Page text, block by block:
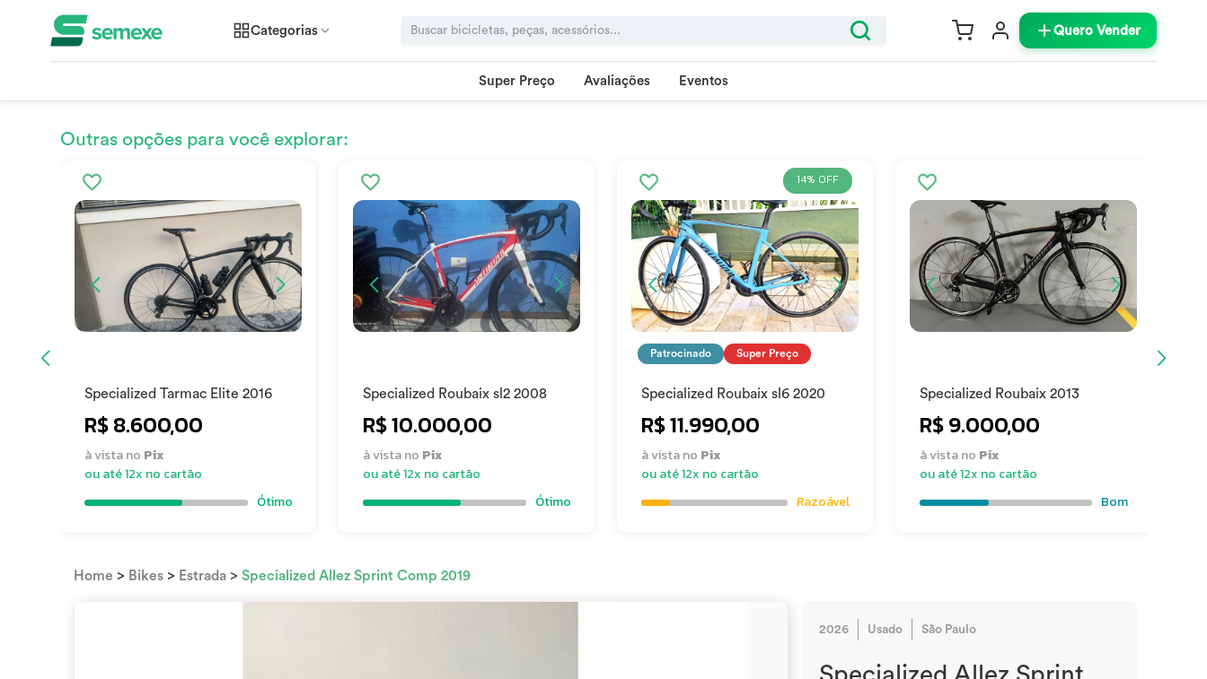
Categorias Quero Vender
Super Preço Avaliações Eventos
Outras opções para você explorar:
Specialized Tarmac Elite 2016
R$ 8.600,00
à vista no Pix
ou até 12x no cartão
Ótimo
Specialized Roubaix sl2 2008
R$ 10.000,00
à vista no Pix
ou até 12x no cartão
Ótimo
14% OFF
Patrocinado Super Preço
Specialized Roubaix sl6 2020
R$ 11.990,00
à vista no Pix
ou até 12x no cartão
Razoável
Specialized Roubaix 2013
R$ 9.000,00
à vista no Pix
ou até 12x no cartão
Bom
Home > Bikes > Estrada >Specialized Allez Sprint Comp 2019
2026 Usado São Paulo